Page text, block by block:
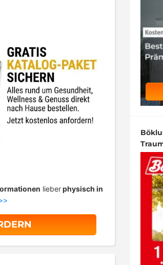
lieberphysisch in